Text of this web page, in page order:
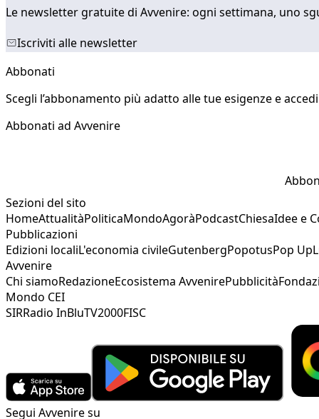
Le newsletter gratuite di Avvenire: ogni settimana, uno
Iscriviti alle newsletter
Abbonati
Scegli l’abbonamento più adatto alle tue esigenze e
Abbonati ad Avvenire
Sezioni del sito
HomeAttualitàPoliticaMondoAgoràPodcastChiesaIdee e
Pubblicazioni
Edizioni localiL'economia civileGutenbergPopotusPop Up
Avvenire
Chi siamoRedazioneEcosistema AvvenirePubblicità
Mondo CEI
SIRRadio InBluTV2000FISC
Segui Avvenire su